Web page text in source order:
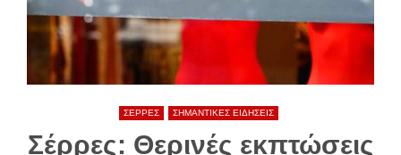
ΣΕΡΡΕΣ ΣΗΜΑΝΤΙΚΕΣ ΕΙΔΗΣΕΙΣ
Σέρρες: Θερινές εκπτώσεις